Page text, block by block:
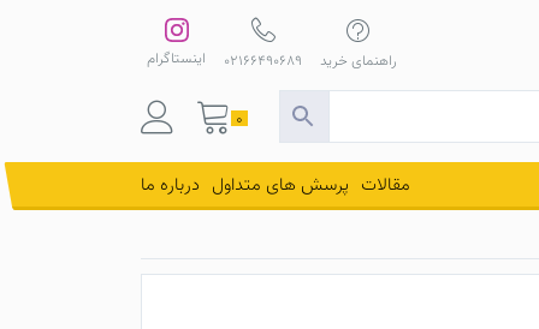
0
راهنمای خرید 02166490689 اینستاگرام
مقالات پرسش های متداول درباره ما